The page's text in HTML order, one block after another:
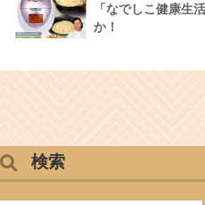
「なでしこ健康生
か！
検索